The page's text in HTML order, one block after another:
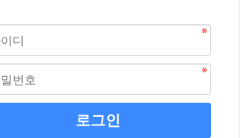
로그인